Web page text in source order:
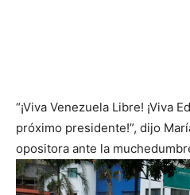
“¡Viva Venezuela Libre! ¡Viva
próximo presidente!”, dijo
opositora ante la